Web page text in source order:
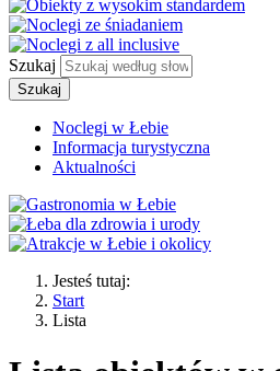
Szukaj
Szukaj
Noclegi w Łebie
Informacja turystyczna
Aktualności
Jesteś tutaj:
Start
Lista